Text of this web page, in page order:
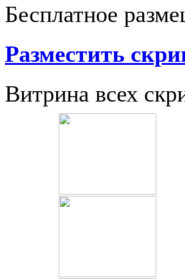
Бесплатное
Разместить
Витрина всех